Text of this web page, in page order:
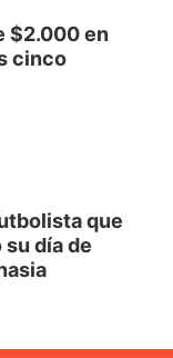
$2.000 en
cinco
que
día de